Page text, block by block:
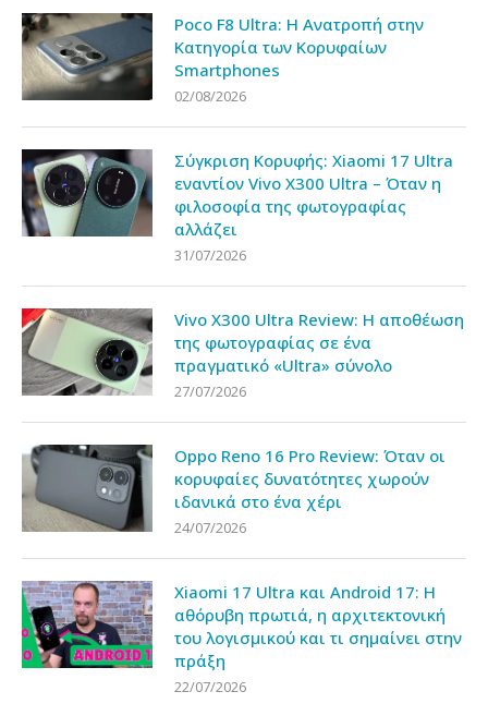
Poco F8 Ultra: Η Ανατροπή στην
Κατηγορία των Κορυφαίων
Smartphones
02/08/2026
Σύγκριση Κορυφής: Xiaomi 17 Ultra
εναντίον Vivo X300 Ultra – Όταν η
φιλοσοφία της φωτογραφίας
αλλάζει
31/07/2026
Vivo X300 Ultra Review: Η αποθέωση
της φωτογραφίας σε ένα
πραγματικό «Ultra» σύνολο
27/07/2026
Oppo Reno 16 Pro Review: Όταν οι
κορυφαίες δυνατότητες χωρούν
ιδανικά στο ένα χέρι
24/07/2026
Xiaomi 17 Ultra και Android 17: Η
αθόρυβη πρωτιά, η αρχιτεκτονική
του λογισμικού και τι σημαίνει στην
πράξη
22/07/2026